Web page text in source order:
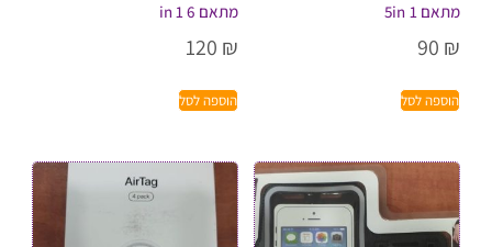
מתאם 5in 1
90 ₪
הוספה לסל
מתאם 6 in 1
120 ₪
הוספה לסל